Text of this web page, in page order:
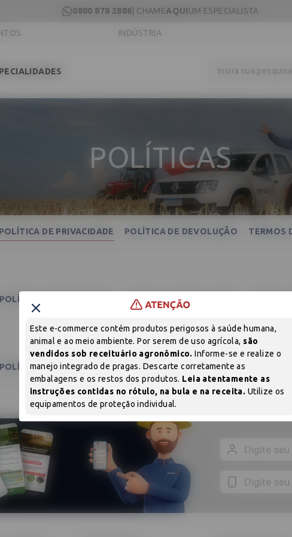
0800 878 2886 | CHAMEAQUIUM ESPECIALISTA
INDÚSTRIA
Sem produtos
Adicione produtos clicando em 'Comprar com consultor'
INSETICIDA SEMENTES
COMPRAR AGORA COM UM CONSULTOR
POLÍTICAS
POLÍTICA DE PRIVACIDADE POLÍTICA DE DEVOLUÇÃO TERMOS
POLÍTICA DE PRIVACIDADE POLÍTICA DE DEVOLUÇÃO TERMOS
POLÍTICA DE PRIVACIDADE POLÍTICA DE DEVOLUÇÃO TERMOS
Este e-commerce contém produtos perigosos à saúde humana,
animal e ao meio ambiente. Por serem de uso agrícola, são
vendidos sob receituário agronômico. Informe-se e realize o
manejo integrado de pragas. Descarte corretamente as
embalagens e os restos dos produtos. Leia atentamente as
instruções contidas no rótulo, na bula e na receita. Utilize os
equipamentos de proteção individual.